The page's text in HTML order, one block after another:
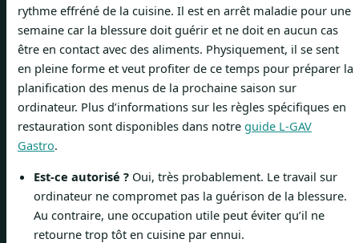
rythme effréné de la cuisine. Il est en arrêt maladie pour une
semaine car la blessure doit guérir et ne doit en aucun cas
être en contact avec des aliments. Physiquement, il se sent
en pleine forme et veut profiter de ce temps pour préparer la
planification des menus de la prochaine saison sur
ordinateur. Plus d’informations sur les règles spécifiques en
restauration sont disponibles dans notre guide L-GAV
Gastro.
Est-ce autorisé ? Oui, très probablement. Le travail sur
ordinateur ne compromet pas la guérison de la blessure.
Au contraire, une occupation utile peut éviter qu’il ne
retourne trop tôt en cuisine par ennui.